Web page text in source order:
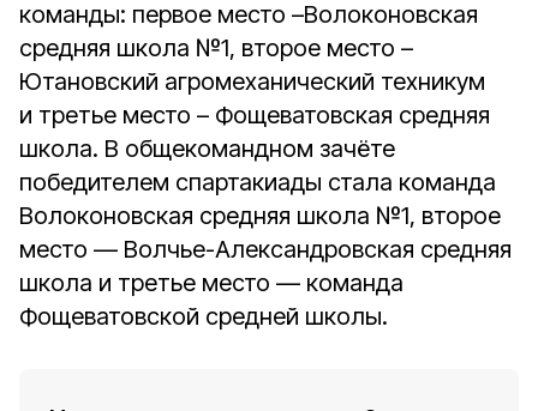
команды: первое место –Волоконовская
средняя школа №1, второе место –
Ютановский агромеханический техникум
и третье место – Фощеватовская средняя
школа. В общекомандном зачёте
победителем спартакиады стала команда
Волоконовская средняя школа №1, второе
место — Волчье-Александровская средняя
школа и третье место — команда
Фощеватовской средней школы.